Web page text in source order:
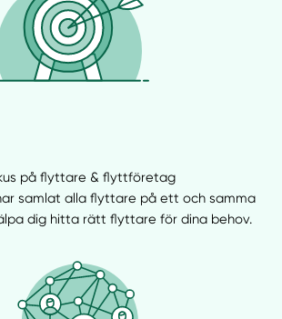
på flyttare & flyttföretag
samlat alla flyttare på ett och samma
dig hitta rätt flyttare för dina behov.